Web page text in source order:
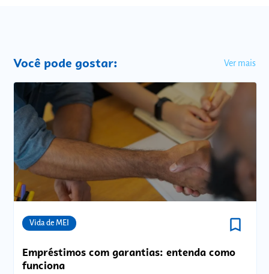
Você pode gostar: Ver mais
Vida de MEI bookmark_border
Empréstimos com garantias: entenda como
funciona